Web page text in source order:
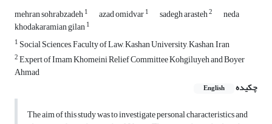
mehran sohrabzadeh1 azad omidvar1 sadegh arasteh2 neda
khodakaramian gilan1
1 Social Sciences, Faculty of Law, Kashan University, Kashan, Iran
2Expert of Imam Khomeini Relief Committee Kohgiluyeh and Boyer
Ahmad
چکیده
English
The aim of this study was to investigate personal characteristics and